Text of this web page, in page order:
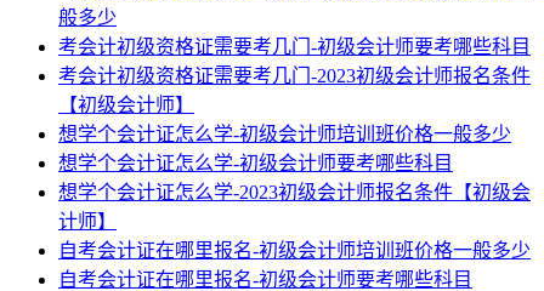
般多少
考会计初级资格证需要考几门-初级会计师要考哪些科目
考会计初级资格证需要考几门-2023初级会计师报名条件
【初级会计师】
想学个会计证怎么学-初级会计师培训班价格一般多少
想学个会计证怎么学-初级会计师要考哪些科目
想学个会计证怎么学-2023初级会计师报名条件【初级会
计师】
自考会计证在哪里报名-初级会计师培训班价格一般多少
自考会计证在哪里报名-初级会计师要考哪些科目